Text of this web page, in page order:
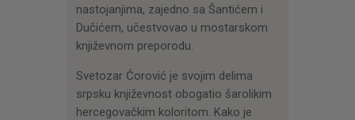
nastojanjima, zajedno sa Šantićem i
Dučićem, učestvovao u mostarskom
književnom preporodu.
Svetozar Ćorović je svojim delima
srpsku književnost obogatio šarolikim
hercegovačkim koloritom. Kako je